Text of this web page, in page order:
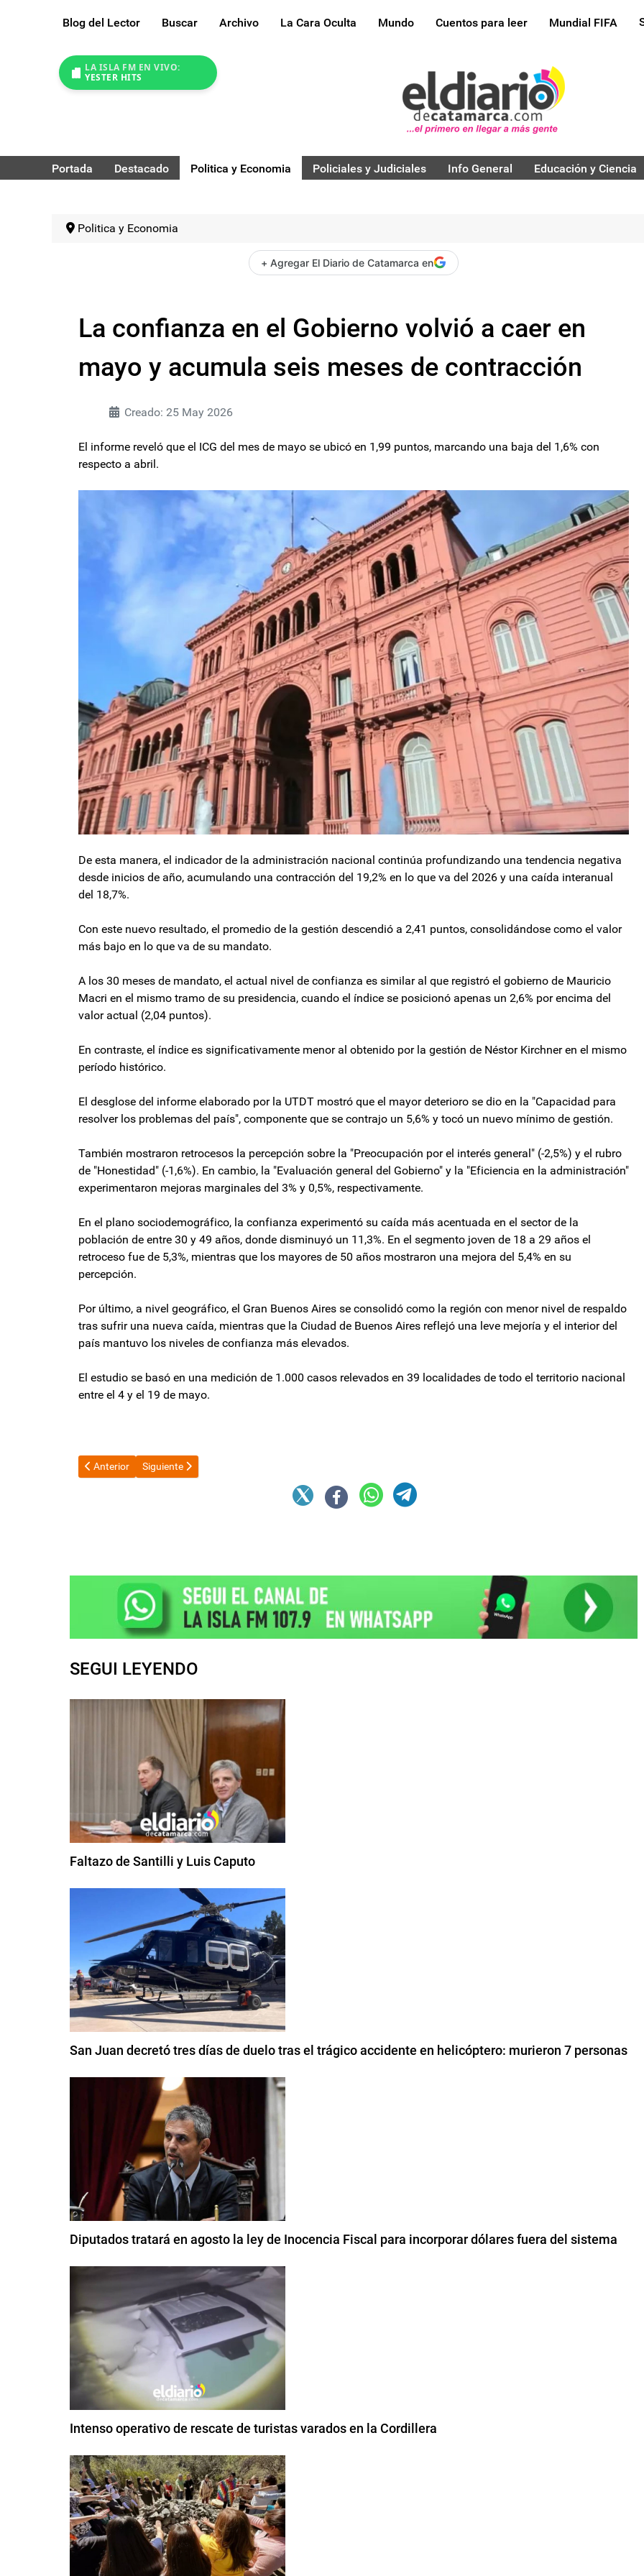
Blog del Lector Buscar Archivo La Cara Oculta Mundo Cuentos para leer Mundial FIFA
LA ISLA FM EN VIVO:
YESTER HITS
Portada Destacado Politica y Economia Policiales y Judiciales Info General Educación y Ciencia
Politica y Economia
+ Agregar El Diario de Catamarca en
La confianza en el Gobierno volvió a caer en
mayo y acumula seis meses de contracción
Creado: 25 May 2026
El informe reveló que el ICG del mes de mayo se ubicó en 1,99 puntos, marcando una baja del 1,6% con
respecto a abril.
De esta manera, el indicador de la administración nacional continúa profundizando una tendencia negativa
desde inicios de año, acumulando una contracción del 19,2% en lo que va del 2026 y una caída interanual
del 18,7%.
Con este nuevo resultado, el promedio de la gestión descendió a 2,41 puntos, consolidándose como el valor
más bajo en lo que va de su mandato.
A los 30 meses de mandato, el actual nivel de confianza es similar al que registró el gobierno de Mauricio
Macri en el mismo tramo de su presidencia, cuando el índice se posicionó apenas un 2,6% por encima del
valor actual (2,04 puntos).
En contraste, el índice es significativamente menor al obtenido por la gestión de Néstor Kirchner en el mismo
período histórico.
El desglose del informe elaborado por la UTDT mostró que el mayor deterioro se dio en la "Capacidad para
resolver los problemas del país", componente que se contrajo un 5,6% y tocó un nuevo mínimo de gestión.
También mostraron retrocesos la percepción sobre la "Preocupación por el interés general" (-2,5%) y el rubro
de "Honestidad" (-1,6%). En cambio, la "Evaluación general del Gobierno" y la "Eficiencia en la administración"
experimentaron mejoras marginales del 3% y 0,5%, respectivamente.
En el plano sociodemográfico, la confianza experimentó su caída más acentuada en el sector de la
población de entre 30 y 49 años, donde disminuyó un 11,3%. En el segmento joven de 18 a 29 años el
retroceso fue de 5,3%, mientras que los mayores de 50 años mostraron una mejora del 5,4% en su
percepción.
Por último, a nivel geográfico, el Gran Buenos Aires se consolidó como la región con menor nivel de respaldo
tras sufrir una nueva caída, mientras que la Ciudad de Buenos Aires reflejó una leve mejoría y el interior del
país mantuvo los niveles de confianza más elevados.
El estudio se basó en una medición de 1.000 casos relevados en 39 localidades de todo el territorio nacional
entre el 4 y el 19 de mayo.
Artículo anterior: Máximo Kirchner acusó a Macri de "extorsionar“ a Milei y lo desafió a ser candidato a presidente el año que
Anterior Artículo siguiente: “La Patria se hace desde la casa y las instituciones”
Siguiente
SEGUI LEYENDO
Faltazo de Santilli y Luis Caputo
San Juan decretó tres días de duelo tras el trágico accidente en helicóptero: murieron 7 personas
Diputados tratará en agosto la ley de Inocencia Fiscal para incorporar dólares fuera del sistema
Intenso operativo de rescate de turistas varados en la Cordillera